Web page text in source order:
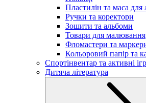
Пластилін та маса для
Ручки та коректори
Зошити та альбоми
Товари для малювання
Фломастери та
Кольоровий папір та
Спортінвентар та активні
Дитяча література